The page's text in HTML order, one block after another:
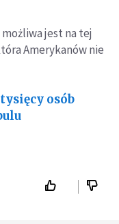
jest na tej
Amerykanów nie
tysięcy osób